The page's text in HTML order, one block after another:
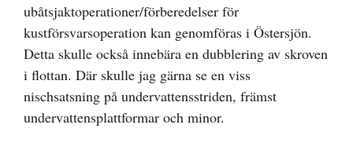
ubåtsjaktoperationer/förberedelser för
kustförsvarsoperation kan genomföras i Östersjön.
Detta skulle också innebära en dubblering av skroven
i flottan. Där skulle jag gärna se en viss
nischsatsning på undervattensstriden, främst
undervattensplattformar och minor.